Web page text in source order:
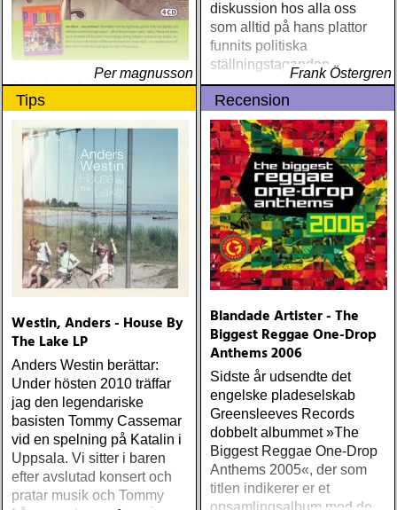
Blandade Artister - Stora
Popboxen: Svensk Pop
1964-1969, Volume 1
Det här är recensionen jag
helst inte vill skriva. Vid en
första anblick ser Stora
Popboxen ut att vara en
mycket ambitiös
genomgång av den
svenska sextiotalsmusiken,
avseende pop, rhythm &
blues, beat och psykedelia
Per magnusson
diskussion hos alla oss
som alltid på hans plattor
funnits politiska
ställningstaganden
Frank Östergren
Tips
Westin, Anders - House By
The Lake LP
Anders Westin berättar:
Under hösten 2010 träffar
jag den legendariske
basisten Tommy Cassemar
vid en spelning på Katalin i
Uppsala. Vi sitter i baren
efter avslutad konsert och
pratar musik och Tommy
Recension
Blandade Artister - The
Biggest Reggae One-Drop
Anthems 2006
Sidste år udsendte det
engelske pladeselskab
Greensleeves Records
dobbelt albummet »The
Biggest Reggae One-Drop
Anthems 2005«, der som
titlen indikerer er et
opsamlingsalbum med de